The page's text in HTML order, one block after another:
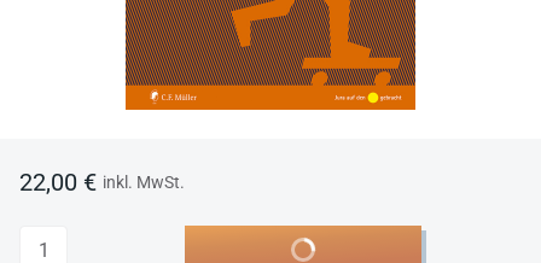
22,00 € inkl. MwSt.
Anzahl In den Warenkorb